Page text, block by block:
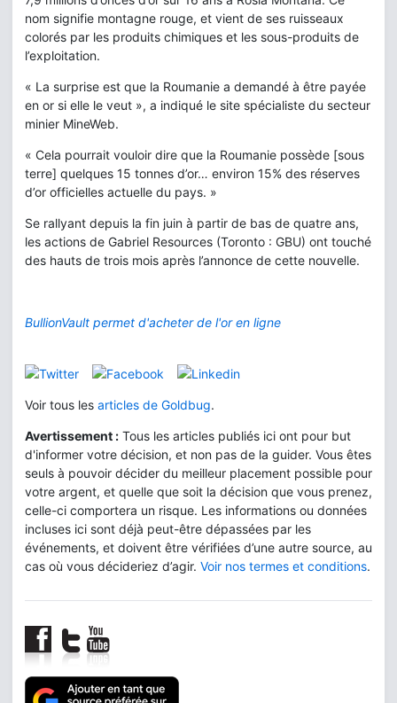
nom signifie montagne rouge, et vient de ses ruisseaux
colorés par les produits chimiques et les sous-produits de
l’exploitation.
« La surprise est que la Roumanie a demandé à être payée
en or si elle le veut », a indiqué le site spécialiste du secteur
minier MineWeb.
« Cela pourrait vouloir dire que la Roumanie possède [sous
terre] quelques 15 tonnes d’or… environ 15% des réserves
d’or officielles actuelle du pays. »
Se rallyant depuis la fin juin à partir de bas de quatre ans,
les actions de Gabriel Resources (Toronto : GBU) ont touché
des hauts de trois mois après l’annonce de cette nouvelle.
BullionVault permet d'acheter de l'or en ligne
Voir tous les articles de Goldbug.
Avertissement : Tous les articles publiés ici ont pour but
d'informer votre décision, et non pas de la guider. Vous êtes
seuls à pouvoir décider du meilleur placement possible pour
votre argent, et quelle que soit la décision que vous prenez,
celle-ci comportera un risque. Les informations ou données
incluses ici sont déjà peut-être dépassées par les
événements, et doivent être vérifiées d’une autre source, au
cas où vous décideriez d’agir. Voir nos termes et conditions.